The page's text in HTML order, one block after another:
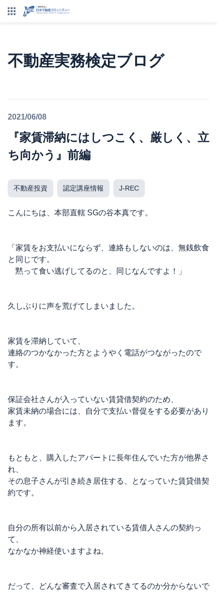
不動産実務検定ブログ
2021/06/08
『家賃滞納にはしつこく、厳しく、立
ち向かう』前編
不動産投資 認定講座情報 J-REC
こんにちは、本部直轄 SGの谷本真です。
「家賃をお支払いにならず、連絡もしないのは、無銭飲食
と同じです。
黙って食い逃げしてるのと、同じなんですよ！」
久しぶりに声を荒げてしまいました。
家賃を滞納していて、
連絡のつかなかった方とようやく電話がつながったので
す。
保証会社さんが入っていない賃貸借契約のため、
家賃未納の場合には、自分で支払い督促をする必要があり
ます。
もともと、購入したアパートに長年住んでいた方が他界さ
れ、
その息子さんが引き続き居住する、となっていた賃貸借契
約です。
自分の所有以前から入居されている賃借人さんの契約っ
て、
なかなか神経使いますよね。
だって、どんな審査で入居されてきてるのか分からないで